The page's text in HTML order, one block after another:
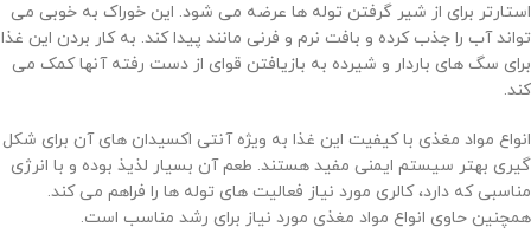
استارتر برای از شیر گرفتن توله ها عرضه می شود. این خوراک به خوبی می
تواند آب را جذب کرده و بافت نرم و فرنی مانند پیدا کند. به کار بردن این غذا
برای سگ های باردار و شیرده به بازیافتن قوای از دست رفته آنها کمک می
کند.
انواع مواد مغذی با کیفیت این غذا به ویژه آنتی اکسیدان های آن برای شکل
گیری بهتر سیستم ایمنی مفید هستند. طعم آن بسیار لذیذ بوده و با انرژی
مناسبی که دارد، کالری مورد نیاز فعالیت های توله ها را فراهم می کند.
همچنین حاوی انواع مواد مغذی مورد نیاز برای رشد مناسب است.